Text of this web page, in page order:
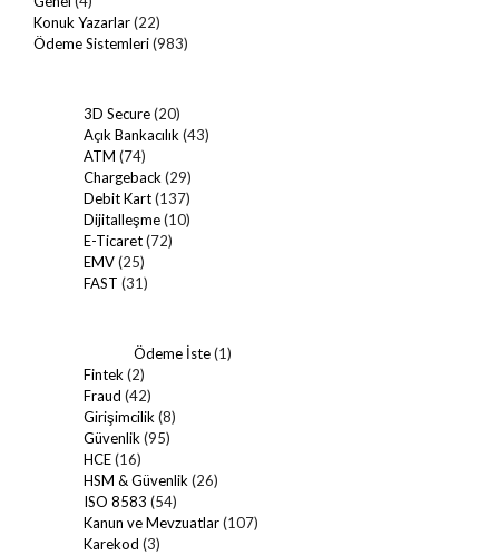
Konuk Yazarlar(22)
Ödeme Sistemleri(983)
3D Secure(20)
Açık Bankacılık(43)
ATM (74)
Chargeback(29)
Debit Kart(137)
Dijitalleşme(10)
E-Ticaret(72)
EMV(25)
FAST (31)
Ödeme İste(1)
Fintek(2)
Fraud (42)
Girişimcilik(8)
Güvenlik(95)
HCE(16)
HSM & Güvenlik(26)
ISO 8583 (54)
Kanun ve Mevzuatlar(107)
Karekod (3)